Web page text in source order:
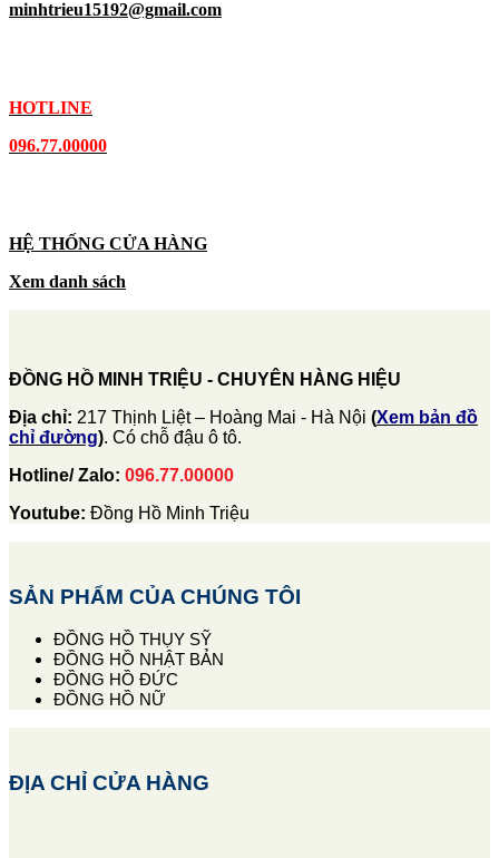
minhtrieu15192@gmail.com
HOTLINE
096.77.00000
HỆ THỐNG CỬA HÀNG
Xem danh sách
ĐỒNG HỒ MINH TRIỆU - CHUYÊN HÀNG HIỆU
Địa chỉ: 217 Thịnh Liệt – Hoàng Mai - Hà Nội (Xem bản đồ
chỉ đường). Có chỗ đậu ô tô.
Hotline/ Zalo: 096.77.00000
Youtube: Đồng Hồ Minh Triệu
SẢN PHẨM CỦA CHÚNG TÔI
ĐỒNG HỒ THỤY SỸ
ĐỒNG HỒ NHẬT BẢN
ĐỒNG HỒ ĐỨC
ĐỒNG HỒ NỮ
ĐỊA CHỈ CỬA HÀNG